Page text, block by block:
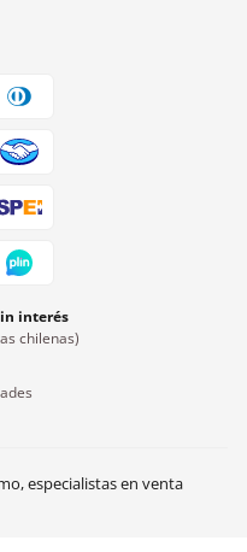
interés
chilenas)
especialistas en venta